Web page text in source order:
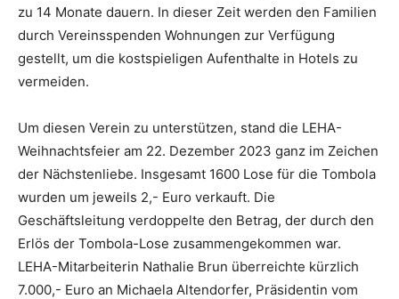
zu 14 Monate dauern. In dieser Zeit werden den Familien
durch Vereinsspenden Wohnungen zur Verfügung
gestellt, um die kostspieligen Aufenthalte in Hotels zu
vermeiden.
Um diesen Verein zu unterstützen, stand die LEHA-
Weihnachtsfeier am 22. Dezember 2023 ganz im Zeichen
der Nächstenliebe. Insgesamt 1600 Lose für die Tombola
wurden um jeweils 2,- Euro verkauft. Die
Geschäftsleitung verdoppelte den Betrag, der durch den
Erlös der Tombola-Lose zusammengekommen war.
LEHA-Mitarbeiterin Nathalie Brun überreichte kürzlich
7.000,- Euro an Michaela Altendorfer, Präsidentin vom